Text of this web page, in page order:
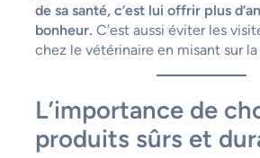
de sa santé, c’est lui offrir plus
bonheur. C’est aussi éviter les
chez le vétérinaire en misant sur
L’importance de
produits sûrs et